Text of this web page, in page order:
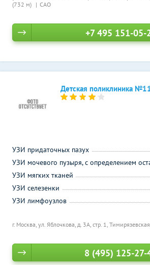
(732 м)
САО
+7 495 151-05-
Детская поликлиника
г. Москва, ул. Яблочкова, д. 3А, стр. 1,
УЗИ придаточных пазух
УЗИ мочевого пузыря, с определением
УЗИ мягких тканей
УЗИ селезенки
УЗИ лимфоузлов
8 (495) 125-27-